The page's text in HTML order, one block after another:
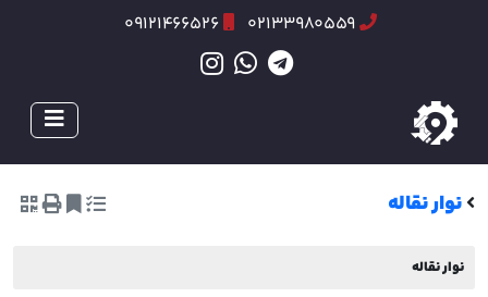
02133980559
09121466526
نوار نقاله
نوار نقاله